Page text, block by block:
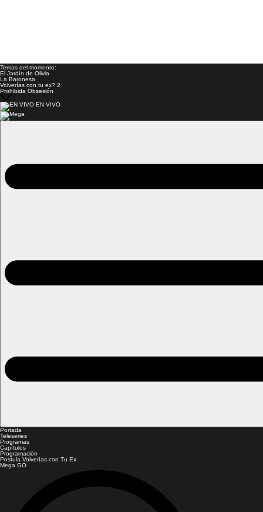
Temas del momento:
El Jardín de Olivia
La Baronesa
Volverías con tu ex? 2
Prohibida Obsesión
EN VIVO
Portada
Teleseries
Programas
Capítulos
Programación
Postula Volverías con Tu Ex
Mega GO